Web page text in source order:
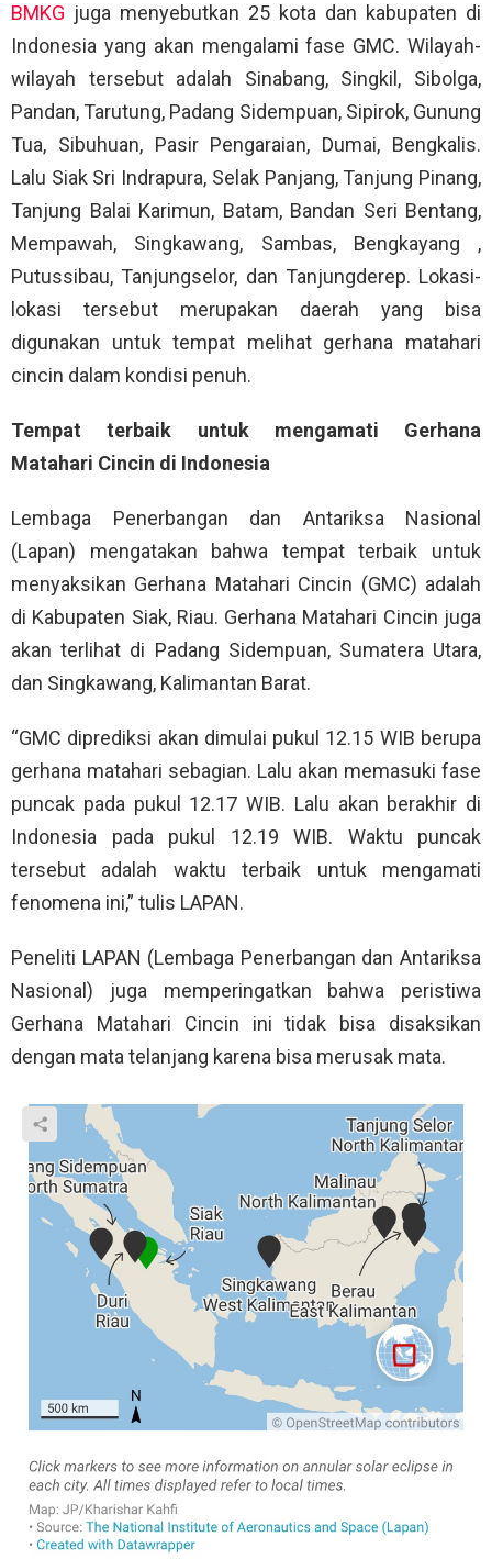
BMKG juga menyebutkan 25 kota dan kabupaten di
Indonesia yang akan mengalami fase GMC. Wilayah-
wilayah tersebut adalah Sinabang, Singkil, Sibolga,
Pandan, Tarutung, Padang Sidempuan, Sipirok, Gunung
Tua, Sibuhuan, Pasir Pengaraian, Dumai, Bengkalis.
Lalu Siak Sri Indrapura, Selak Panjang, Tanjung Pinang,
Tanjung Balai Karimun, Batam, Bandan Seri Bentang,
Mempawah, Singkawang, Sambas, Bengkayang ,
Putussibau, Tanjungselor, dan Tanjungderep. Lokasi-
lokasi tersebut merupakan daerah yang bisa
digunakan untuk tempat melihat gerhana matahari
cincin dalam kondisi penuh.
Tempat terbaik untuk mengamati Gerhana
Matahari Cincin di Indonesia
Lembaga Penerbangan dan Antariksa Nasional
(Lapan) mengatakan bahwa tempat terbaik untuk
menyaksikan Gerhana Matahari Cincin (GMC) adalah
di Kabupaten Siak, Riau. Gerhana Matahari Cincin juga
akan terlihat di Padang Sidempuan, Sumatera Utara,
dan Singkawang, Kalimantan Barat.
“GMC diprediksi akan dimulai pukul 12.15 WIB berupa
gerhana matahari sebagian. Lalu akan memasuki fase
puncak pada pukul 12.17 WIB. Lalu akan berakhir di
Indonesia pada pukul 12.19 WIB. Waktu puncak
tersebut adalah waktu terbaik untuk mengamati
fenomena ini,” tulis LAPAN.
Peneliti LAPAN (Lembaga Penerbangan dan Antariksa
Nasional) juga memperingatkan bahwa peristiwa
Gerhana Matahari Cincin ini tidak bisa disaksikan
dengan mata telanjang karena bisa merusak mata.